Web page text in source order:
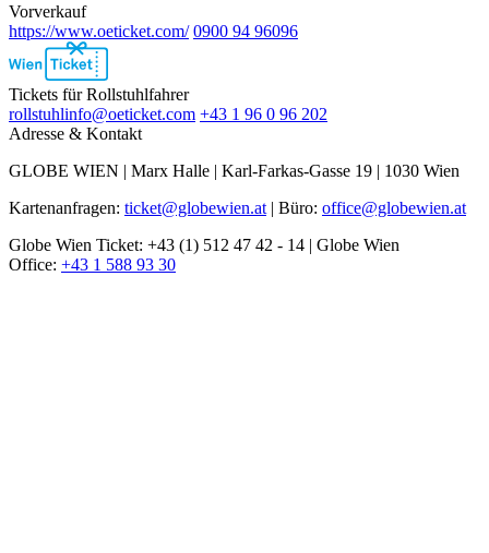
Vorverkauf
https://www.oeticket.com/ 0900 94 96096
Ebene
2
Tickets für Rollstuhlfahrer
rollstuhlinfo@oeticket.com +43 1 96 0 96 202
Adresse & Kontakt
GLOBE WIEN | Marx Halle | Karl-Farkas-Gasse 19 | 1030 Wien
Kartenanfragen: ticket@globewien.at | Büro: office@globewien.at
Globe Wien Ticket: +43 (1) 512 47 42 - 14 | Globe Wien
Office: +43 1 588 93 30